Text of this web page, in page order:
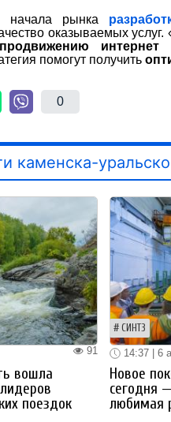
начала рынка
оказываемых
интернет
помогут получить
0
каменска-
91
вошла
поездок
СИНТЗ
14:37 | 6
Новое
сегодня
любимая